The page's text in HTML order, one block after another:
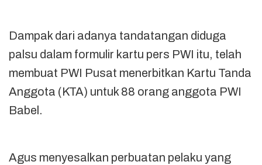
Dampak dari adanya tandatangan diduga
palsu dalam formulir kartu pers PWI itu, telah
membuat PWI Pusat menerbitkan Kartu Tanda
Anggota (KTA) untuk 88 orang anggota PWI
Babel.
Agus menyesalkan perbuatan pelaku yang